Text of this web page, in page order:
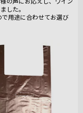
した。
用途に合わせてお選び